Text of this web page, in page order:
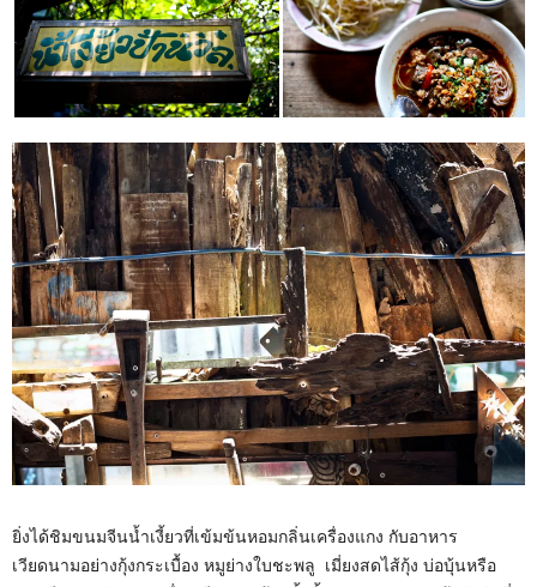
ยิ่งได้ชิมขนมจีนน้ำเงี้ยวที่เข้มข้นหอมกลิ่นเครื่องแกง กับอาหาร
เวียดนามอย่างกุ้งกระเบื้อง หมูย่างใบชะพลู เมี่ยงสดไส้กุ้ง บ่อบุ้นหรือ